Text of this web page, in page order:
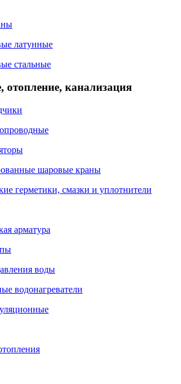
латунные
стальные
отопление, канализация
шаровые краны
герметики, смазки и уплотнители
арматура
воды
водонагреватели